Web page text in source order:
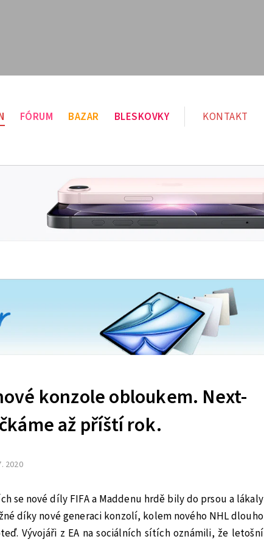
FÓRUM BAZAR BLESKOVKY KONTAKT
konzole obloukem. Next-
až příští rok.
2020
se nové díly FIFA a Maddenu hrdě bily do prsou a lákaly
díky nové generaci konzolí, kolem nového NHL dlouho
Vývojáři z EA na sociálních sítích oznámili, že letošní